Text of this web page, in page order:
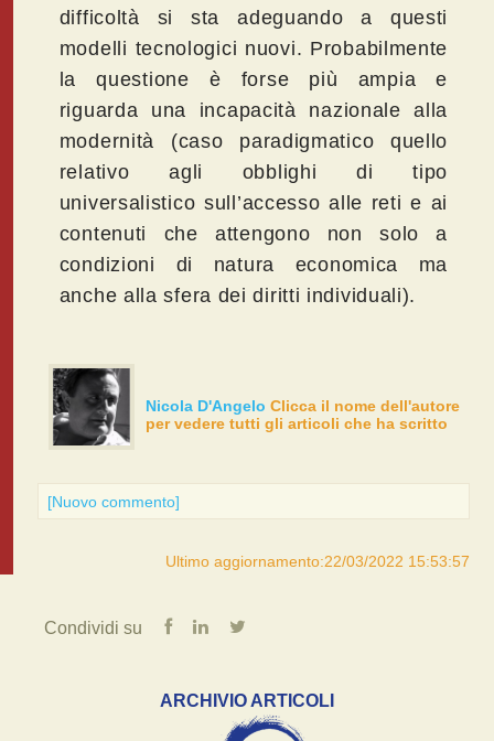
difficoltà si sta adeguando a questi
modelli tecnologici nuovi. Probabilmente
la questione è forse più ampia e
riguarda una incapacità nazionale alla
modernità (caso paradigmatico quello
relativo agli obblighi di tipo
universalistico sull’accesso alle reti e ai
contenuti che attengono non solo a
condizioni di natura economica ma
anche alla sfera dei diritti individuali).
Nicola D'Angelo Clicca il nome dell'autore
per vedere tutti gli articoli che ha scritto
[Nuovo commento]
Ultimo aggiornamento:22/03/2022 15:53:57
Condividi su
ARCHIVIO ARTICOLI